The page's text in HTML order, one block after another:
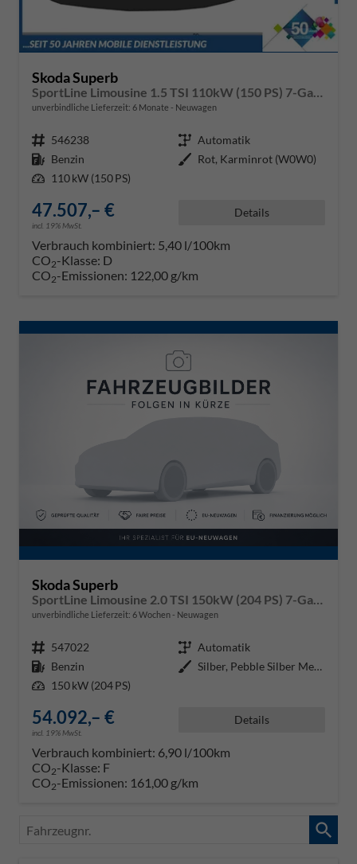
Skoda Superb
unverbindliche Lieferzeit: 6 Monate Neuwagen
Fahrzeugnr. 546238 Getriebe Automatik
Kraftstoff Benzin Außenfarbe Rot, Karminrot (W0W0)
Leistung 110 kW (150 PS)
47.507,– €
incl. 19% MwSt.
Details
Verbrauch kombiniert: 5,40 l/100km
CO2-Klasse: D
CO2-Emissionen: 122,00 g/km
Skoda Superb
unverbindliche Lieferzeit: 6 Wochen Neuwagen
Fahrzeugnr. 547022 Getriebe Automatik
Kraftstoff Benzin Außenfarbe
Silber, Pebble Silber Metallic (
Leistung 150 kW (204 PS)
54.092,– €
incl. 19% MwSt.
Details
Verbrauch kombiniert: 6,90 l/100km
CO2-Klasse: F
CO2-Emissionen: 161,00 g/km
Fahrzeugnr.